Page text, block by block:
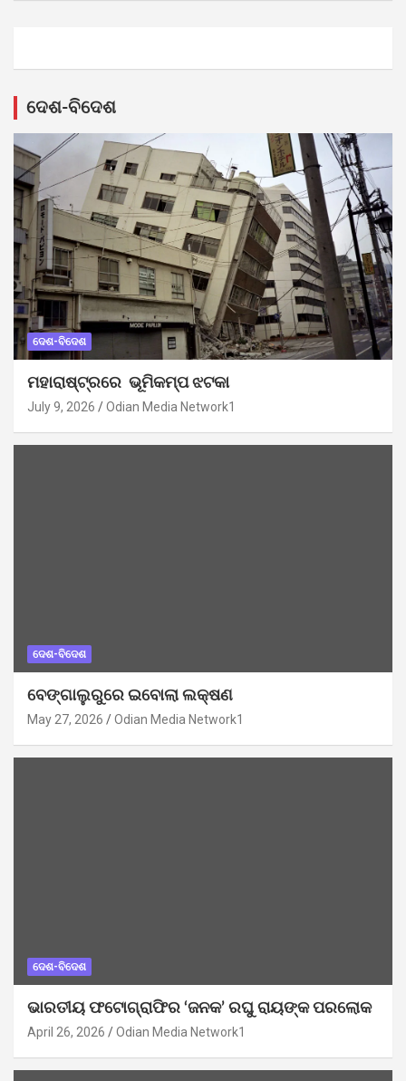
ଦେଶ-ବିଦେଶ
ଦେଶ-ବିଦେଶ
ମହାରାଷ୍ଟ୍ରରେ ଭୂମିକମ୍ପ ଝଟକା
July 9, 2026 Odian Media Network1
ଦେଶ-ବିଦେଶ
ବେଙ୍ଗାଲୁରୁରେ ଇବୋଲା ଲକ୍ଷଣ
May 27, 2026 Odian Media Network1
ଦେଶ-ବିଦେଶ
ଭାରତୀୟ ଫଟୋଗ୍ରାଫିର ‘ଜନକ’ ରଘୁ ରାୟଙ୍କ ପରଲୋକ
April 26, 2026 Odian Media Network1